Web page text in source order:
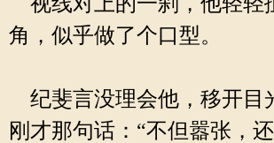
角，似乎做了个口型。
纪斐言没理会他，移开目
刚才那句话：“不但嚣张，